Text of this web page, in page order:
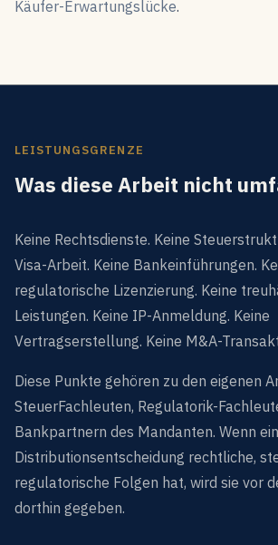
Käufer-Erwartungslücke.
LEISTUNGSGRENZE
Was diese Arbeit nicht
Keine Rechtsdienste. Keine
Visa-Arbeit. Keine Bankeinführungen.
regulatorische Lizenzierung. Keine
Leistungen. Keine IP-Anmeldung. Keine
Vertragserstellung. Keine M&A-
Diese Punkte gehören zu den eigenen
SteuerFachleuten, Regulatorik-
Bankpartnern des Mandanten. Wenn
Distributionsentscheidung rechtliche,
regulatorische Folgen hat, wird sie vor
dorthin gegeben.